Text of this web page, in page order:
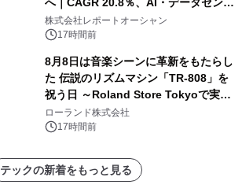
ー需要が成長を牽引
株式会社レポートオーシャン
17時間前
8月8日は音楽シーンに革新をもたらし
た 伝説のリズムマシン「TR-808」を
祝う日 ～Roland Store Tokyoで実機
を展示しての 記念キャンペーンを開
催 英国ラジオ「NTS」の 特別プログ
アーティストを フィーチャーしたアニ
メーションを公開～
ローランド株式会社
17時間前
テックの新着をもっと見る